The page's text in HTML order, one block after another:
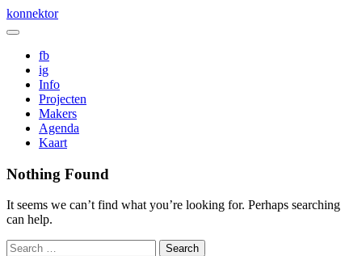
Skip
to
konnektor
fb
ig
Info
Projecten
Makers
Agenda
Kaart
Nothing Found
It seems we can’t find what you’re looking for. Perhaps searching
can help.